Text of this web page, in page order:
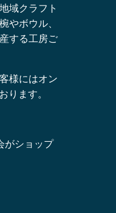
域クラフト
ボウル、
する工房ご
様にはオン
ます。
がショップ